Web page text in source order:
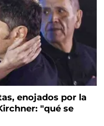
enojados por la
"qué se